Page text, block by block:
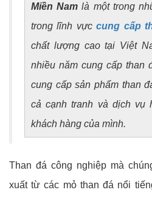
Miền Nam là một trong
trong lĩnh vựccung cấp
chất lượng cao tại Việt
nhiều năm cung cấp than
cung cấp sản phẩm than
cả cạnh tranh và dịch vụ
khách hàng của mình.
Than đá công nghiệp mà
xuất từ các mỏ than đá nổi